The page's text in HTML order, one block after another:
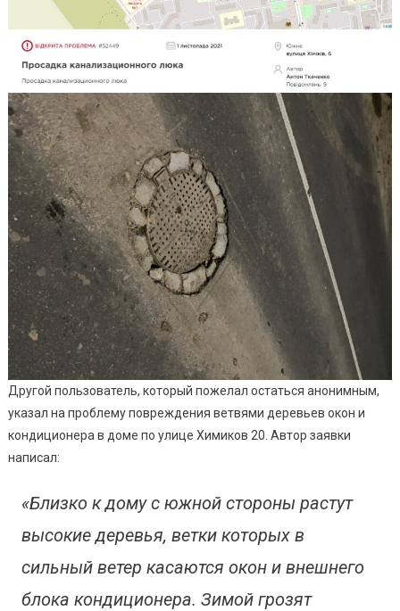
Другой пользователь, который пожелал остаться анонимным,
указал на проблему повреждения ветвями деревьев окон и
кондиционера в доме по улице Химиков 20. Автор заявки
написал:
«Близко к дому с южной стороны растут
высокие деревья, ветки которых в
сильный ветер касаются окон и внешнего
блока кондиционера. Зимой грозят